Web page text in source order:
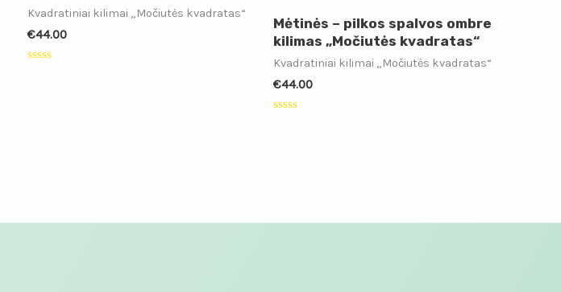
Kvadratiniai kilimai „Močiutės kvadratas“
€44.00
Mėtinės – pilkos spalvos ombre
kilimas „Močiutės kvadratas“
Kvadratiniai kilimai „Močiutės kvadratas“
€44.00